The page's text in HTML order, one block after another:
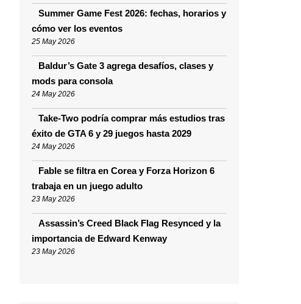
Summer Game Fest 2026: fechas, horarios y
cómo ver los eventos
25 May 2026
Baldur’s Gate 3 agrega desafíos, clases y
mods para consola
24 May 2026
Take-Two podría comprar más estudios tras
éxito de GTA 6 y 29 juegos hasta 2029
24 May 2026
Fable se filtra en Corea y Forza Horizon 6
trabaja en un juego adulto
23 May 2026
Assassin’s Creed Black Flag Resynced y la
importancia de Edward Kenway
23 May 2026